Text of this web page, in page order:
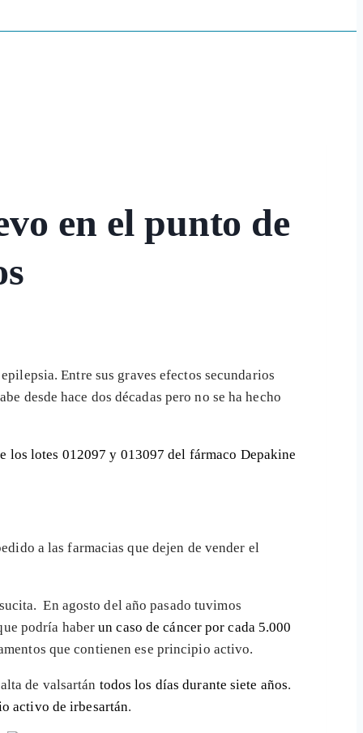
en el punto de
Entre sus graves efectos secundarios
desde hace dos décadas pero no se ha hecho
los lotes 012097 y 013097 del fármaco Depakine
a las farmacias que dejen de vender el
En agosto del año pasado tuvimos
podría haberun caso de cáncer por cada 5.000
que contienen ese principio activo.
de valsartán todos los días durante siete años.
activo de irbesartán.